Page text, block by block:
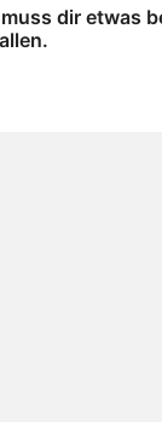
dir etwas